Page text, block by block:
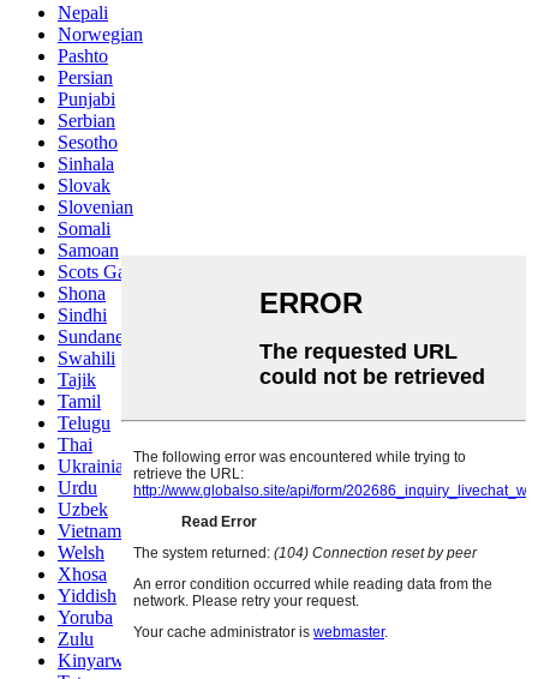
Nepali
Norwegian
Pashto
Persian
Punjabi
Serbian
Sesotho
Sinhala
Slovak
Slovenian
Somali
Samoan
Scots Gaelic
Shona
Sindhi
Sundanese
Swahili
Tajik
Tamil
Telugu
Thai
Ukrainian
Urdu
Uzbek
Vietnamese
Welsh
Xhosa
Yiddish
Yoruba
Zulu
Kinyarwanda